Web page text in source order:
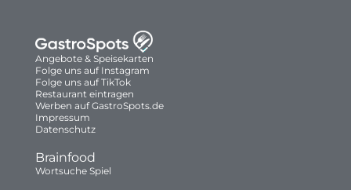
Angebote & Speisekarten
Folge uns auf Instagram
Folge uns auf TikTok
Restaurant eintragen
Werben auf GastroSpots.de
Impressum
Datenschutz
Brainfood
Wortsuche Spiel